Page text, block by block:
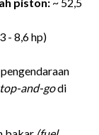
- 8,6 hp)
and-godi